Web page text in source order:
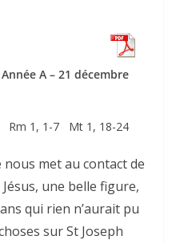
A – 21 décembre
1, 1-7 Mt 1, 18-24
met au contact de
une belle figure,
qui rien n’aurait pu
sur St Joseph